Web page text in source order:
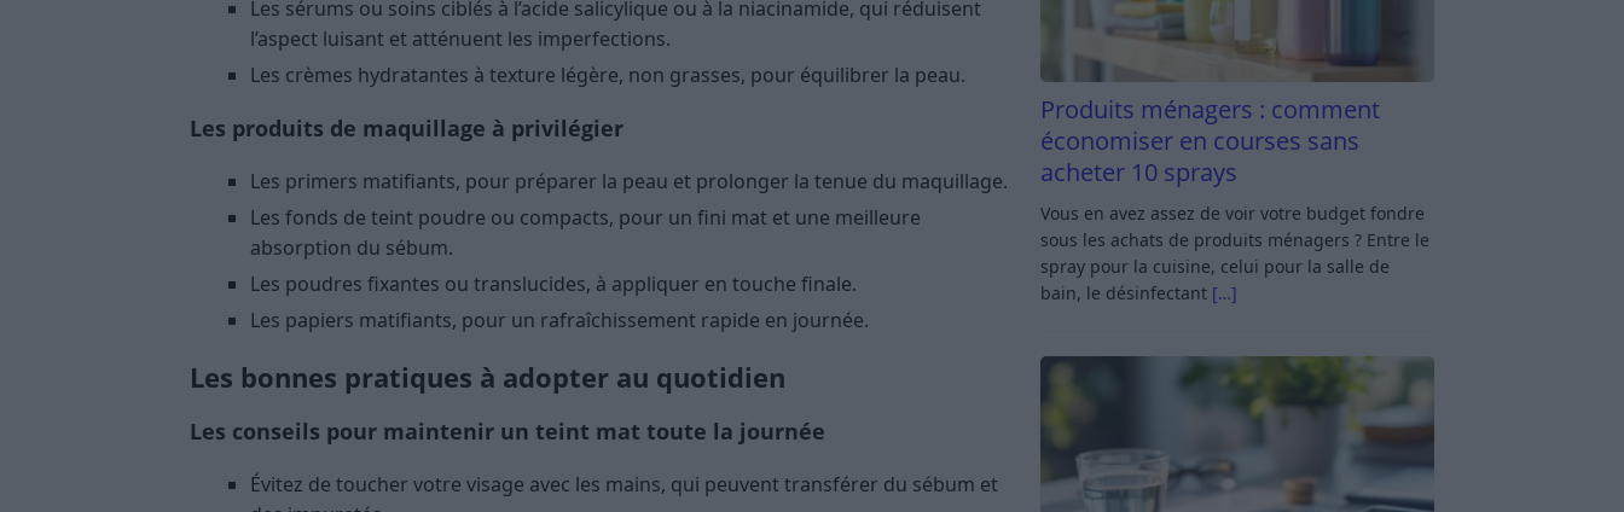
Les sérums ou soins ciblés à l’acide salicylique ou à la niacinamide, qui réduisent
l’aspect luisant et atténuent les imperfections.
Les crèmes hydratantes à texture légère, non grasses, pour équilibrer la peau.
Les produits de maquillage à privilégier
Les primers matifiants, pour préparer la peau et prolonger la tenue du maquillage.
Les fonds de teint poudre ou compacts, pour un fini mat et une meilleure
absorption du sébum.
Les poudres fixantes ou translucides, à appliquer en touche finale.
Les papiers matifiants, pour un rafraîchissement rapide en journée.
Les bonnes pratiques à adopter au quotidien
Les conseils pour maintenir un teint mat toute la journée
Évitez de toucher votre visage avec les mains, qui peuvent transférer du sébum et
Produits ménagers : comment
économiser en courses sans
acheter 10 sprays
Vous en avez assez de voir votre budget fondre
sous les achats de produits ménagers ? Entre le
spray pour la cuisine, celui pour la salle de
bain, le désinfectant […]